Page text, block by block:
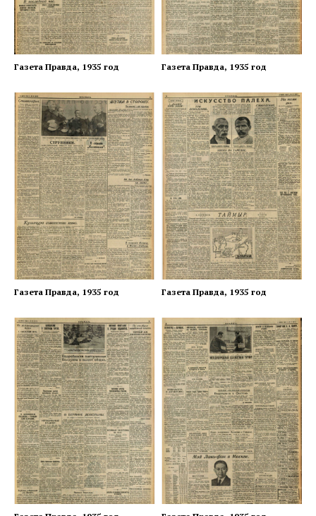
Газета Правда, 1935 год Газета Правда, 1935 год
Газета Правда, 1935 год Газета Правда, 1935 год